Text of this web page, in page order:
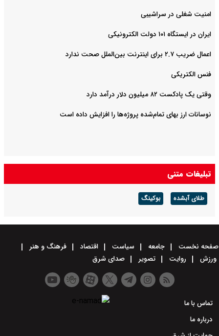
امنیت شغلی در سراشیبی
ایران در ایستگاه ۱۰۱ دولت الکترونیکی
اعمال ضریب ۲.۷ برای اینترنت بین‌الملل صحت ندارد
فنس الکتریکی
وقتی یک پادکست ۸۲ میلیون دلار درآمد دارد
نوسانات ارز بهای تمام‌شده پروژه‌ها را افزایش داده است
تبلیغات متنی
طلای آبشده بوکینگ
صفحه نخست جامعه سیاست اقتصاد
فرهنگ و هنر
ورزش
روایت تصویر صدای شرق
تماس با ما
درباره ما